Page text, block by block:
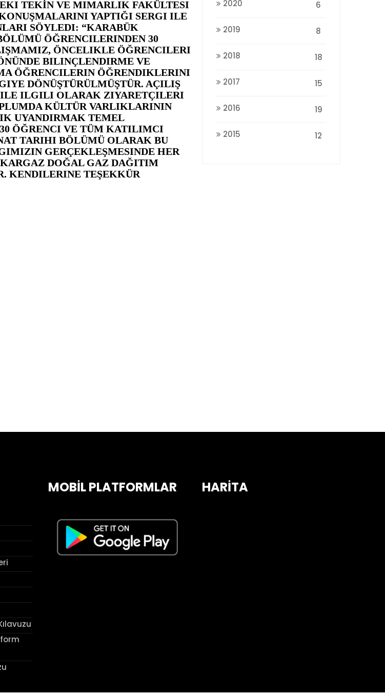
TEKİN VE MIMARLIK FAKÜLTESI
YAPTIĞI SERGI ILE
SÖYLEDI: “KARABÜK
ÖĞRENCILERINDEN 30
ÖNCELIKLE ÖĞRENCILERI
BILINÇLENDIRME VE
ÖĞRENCILERIN ÖĞRENDIKLERINI
DÖNÜŞTÜRÜLMÜŞTÜR. AÇILIŞ
ILE ILGILI OLARAK ZIYARETÇILERI
KÜLTÜR VARLIKLARININ
UYANDIRMAK TEMEL
ÖĞRENCI VE TÜM KATILIMCI
TARIHI BÖLÜMÜ OLARAK BU
GERÇEKLEŞMESINDE HER
DOĞAL GAZ DAĞITIM
KENDILERINE TEŞEKKÜR
2020 6
2019 8
2018 18
2017 15
2016 19
2015 12
MOBİL PLATFORMLAR HARİTA